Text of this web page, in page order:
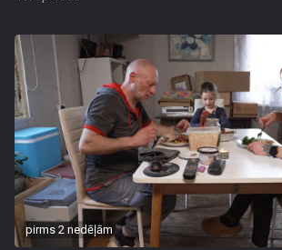
pirms 2 nedēļām